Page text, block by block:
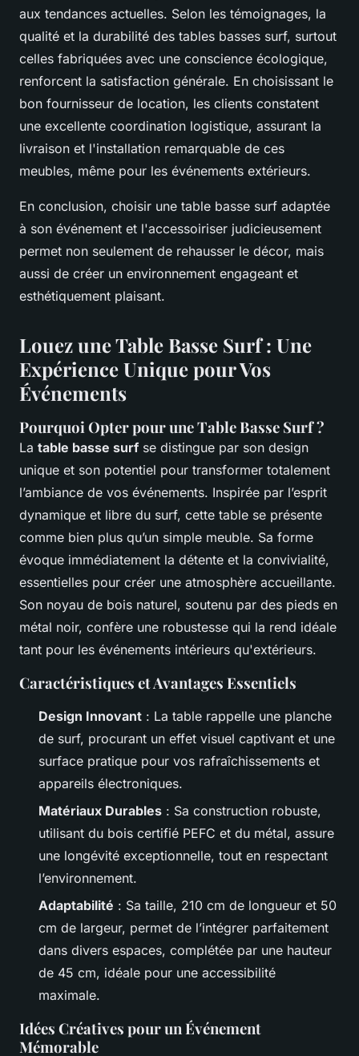
aux tendances actuelles. Selon les témoignages, la
qualité et la durabilité des tables basses surf, surtout
celles fabriquées avec une conscience écologique,
renforcent la satisfaction générale. En choisissant le
bon fournisseur de location, les clients constatent
une excellente coordination logistique, assurant la
livraison et l'installation remarquable de ces
meubles, même pour les événements extérieurs.
En conclusion, choisir une table basse surf adaptée
à son événement et l'accessoiriser judicieusement
permet non seulement de rehausser le décor, mais
aussi de créer un environnement engageant et
esthétiquement plaisant.
Louez une Table Basse Surf : Une
Expérience Unique pour Vos
Événements
Pourquoi Opter pour une Table Basse Surf ?
La table basse surf se distingue par son design
unique et son potentiel pour transformer totalement
l’ambiance de vos événements. Inspirée par l’esprit
dynamique et libre du surf, cette table se présente
comme bien plus qu’un simple meuble. Sa forme
évoque immédiatement la détente et la convivialité,
essentielles pour créer une atmosphère accueillante.
Son noyau de bois naturel, soutenu par des pieds en
métal noir, confère une robustesse qui la rend idéale
tant pour les événements intérieurs qu'extérieurs.
Caractéristiques et Avantages Essentiels
Design Innovant : La table rappelle une planche
de surf, procurant un effet visuel captivant et une
surface pratique pour vos rafraîchissements et
appareils électroniques.
Matériaux Durables : Sa construction robuste,
utilisant du bois certifié PEFC et du métal, assure
une longévité exceptionnelle, tout en respectant
l’environnement.
Adaptabilité : Sa taille, 210 cm de longueur et 50
cm de largeur, permet de l’intégrer parfaitement
dans divers espaces, complétée par une hauteur
de 45 cm, idéale pour une accessibilité
maximale.
Idées Créatives pour un Événement
Mémorable